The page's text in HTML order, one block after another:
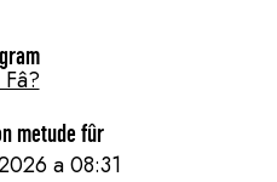
metude fûr
a 08:31